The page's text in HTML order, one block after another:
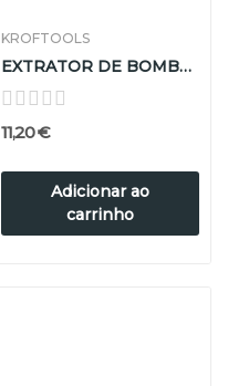
KROFTOOLS
EXTRATOR DE BOMBA DE INJEÇAO MOTOR N47/N57
11,20 €
Adicionar ao
carrinho